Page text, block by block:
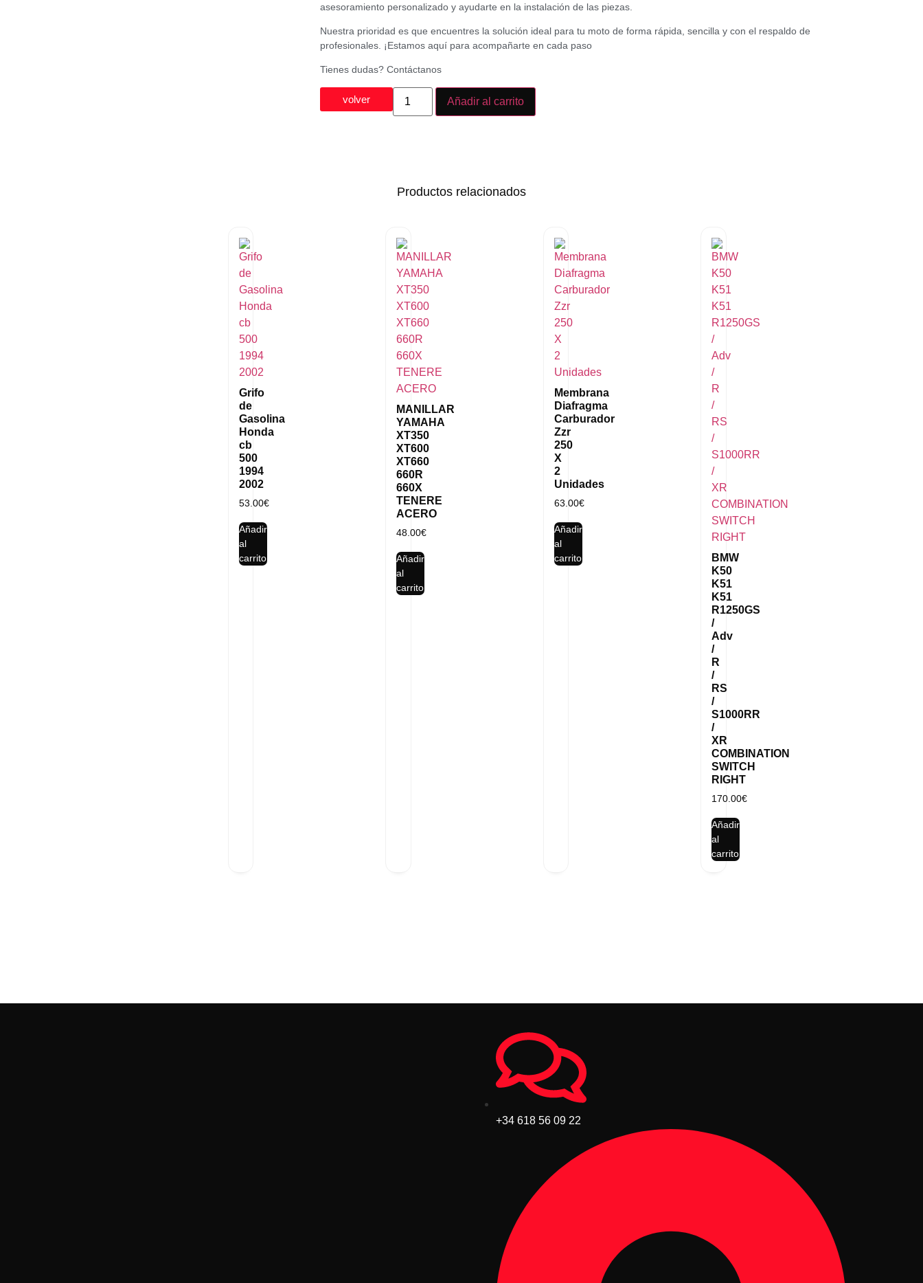
asesoramiento personalizado y ayudarte en la instalación de las piezas.
Nuestra prioridad es que encuentres la solución ideal para tu moto de forma rápida, sencilla y con el respaldo de
profesionales. ¡Estamos aquí para acompañarte en cada paso
Tienes dudas? Contáctanos
volver Añadir al carrito
Productos relacionados
Grifo
de
Gasolina
Honda
cb
500
1994
2002
53.00€
Añadir
al
carrito
MANILLAR
YAMAHA
XT350
XT600
XT660
660R
660X
TENERE
ACERO
48.00€
Añadir
al
carrito
Membrana
Diafragma
Carburador
Zzr
250
X
2
Unidades
63.00€
Añadir
al
carrito
BMW
K50
K51
K51
R1250GS
/
Adv
/
R
/
RS
/
S1000RR
/
XR
COMBINATION
SWITCH
RIGHT
170.00€
Añadir
al
carrito
+34 618 56 09 22